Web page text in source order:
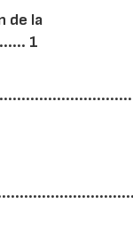
de la
1